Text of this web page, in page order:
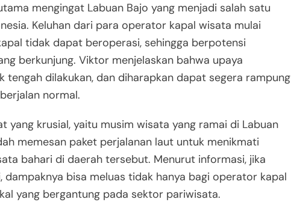
mengingat Labuan Bajo yang menjadi salah satu
Keluhan dari para operator kapal wisata mulai
tidak dapat beroperasi, sehingga berpotensi
berkunjung. Viktor menjelaskan bahwa upaya
tengah dilakukan, dan diharapkan dapat segera rampung
normal.
yang krusial, yaitu musim wisata yang ramai di Labuan
memesan paket perjalanan laut untuk menikmati
bahari di daerah tersebut. Menurut informasi, jika
bisa meluas tidak hanya bagi operator kapal
yang bergantung pada sektor pariwisata.